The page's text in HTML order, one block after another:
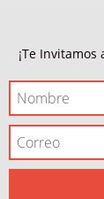
¡Te